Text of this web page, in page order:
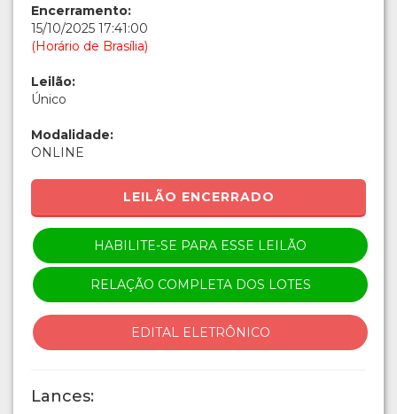
Encerramento:
15/10/2025 17:41:00
(Horário de Brasília)
Leilão:
Único
Modalidade:
ONLINE
LEILÃO ENCERRADO
HABILITE-SE PARA ESSE LEILÃO
RELAÇÃO COMPLETA DOS LOTES
EDITAL ELETRÔNICO
Lances: